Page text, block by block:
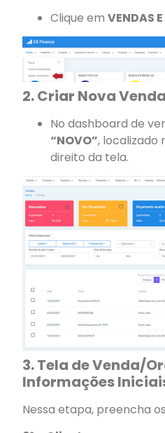
Clique em VENDAS
2. Criar Nova
No dashboard de
“NOVO”, localizado
direito da tela.
3. Tela de Venda/
Informações
Nessa etapa, preencha